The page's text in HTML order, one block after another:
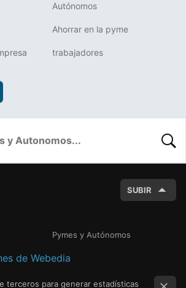
Autónomos
Ahorrar en la pyme
trabajadores
SUBIR
Pymes y Autónomos
de Webedia
terceros para generar estadísticas